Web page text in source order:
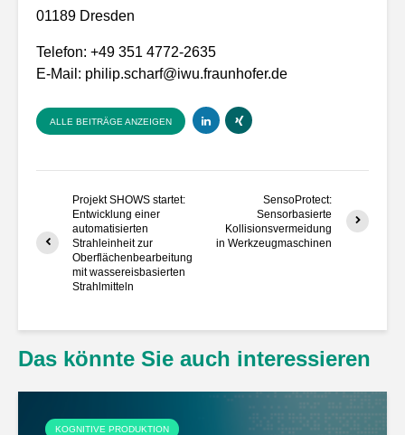
01189 Dresden
Telefon: +49 351 4772-2635
E-Mail: philip.scharf@iwu.fraunhofer.de
ALLE BEITRÄGE ANZEIGEN
Projekt SHOWS startet:
Entwicklung einer
automatisierten
Strahleinheit zur
Oberflächenbearbeitung
mit wassereisbasierten
Strahlmitteln
SensoProtect:
Sensorbasierte
Kollisionsvermeidung
in Werkzeugmaschinen
Das könnte Sie auch interessieren
KOGNITIVE PRODUKTION